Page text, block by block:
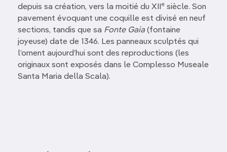
depuis sa création, vers la moitié du XII
e siècle. Son
pavement évoquant une coquille est divisé en neuf
sections, tandis que sa Fonte Gaia (fontaine
joyeuse) date de 1346. Les panneaux sculptés qui
l’ornent aujourd’hui sont des reproductions (les
originaux sont exposés dans le Complesso Museale
Santa Maria della Scala).